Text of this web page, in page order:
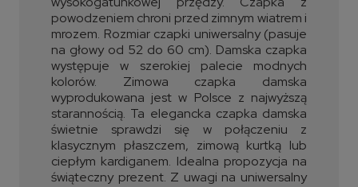
powodzeniem chroni przed zimnym wiatrem i
mrozem. Rozmiar czapki uniwersalny (pasuje
na głowy od 52 do 60 cm). Damska czapka
występuje w szerokiej palecie modnych
kolorów. Zimowa czapka damska
wyprodukowana jest w Polsce z najwyższą
starannością. Ta elegancka czapka damska
świetnie sprawdzi się w połączeniu z
klasycznym płaszczem, zimową kurtką lub
ciepłym kardiganem. Idealna propozycja na
świąteczny prezent. Z uwagi na uniwersalny